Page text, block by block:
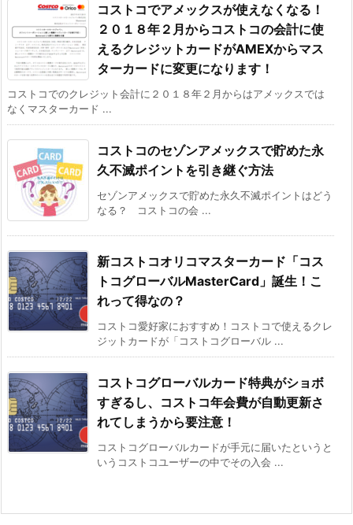
コストコでアメックスが使えなくなる！
２０１８年２月からコストコの会計に使
えるクレジットカードがAMEXからマス
ターカードに変更になります！
コストコでのクレジット会計に２０１８年２月からはアメックスでは
なくマスターカード ...
コストコのセゾンアメックスで貯めた永
久不滅ポイントを引き継ぐ方法
セゾンアメックスで貯めた永久不滅ポイントはどう
なる？ コストコの会 ...
新コストコオリコマスターカード「コス
トコグローバルMasterCard」誕生！こ
れって得なの？
コストコ愛好家におすすめ！コストコで使えるクレ
ジットカードが「コストコグローバル ...
コストコグローバルカード特典がショボ
すぎるし、コストコ年会費が自動更新さ
れてしまうから要注意！
コストコグローバルカードが手元に届いたというと
いうコストコユーザーの中でその入会 ...